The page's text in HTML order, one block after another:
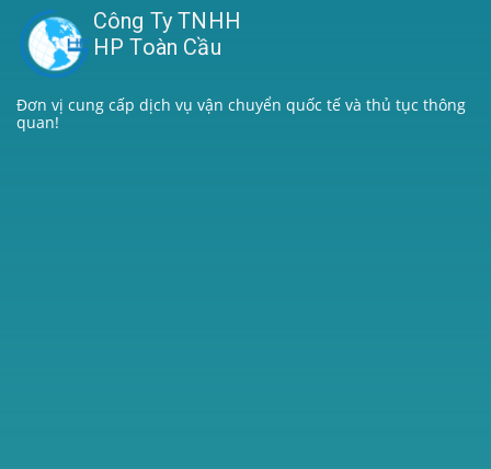
Công Ty TNHH
HP Toàn Cầu
Đơn vị cung cấp dịch vụ vận chuyển quốc tế và thủ tục thông
quan!